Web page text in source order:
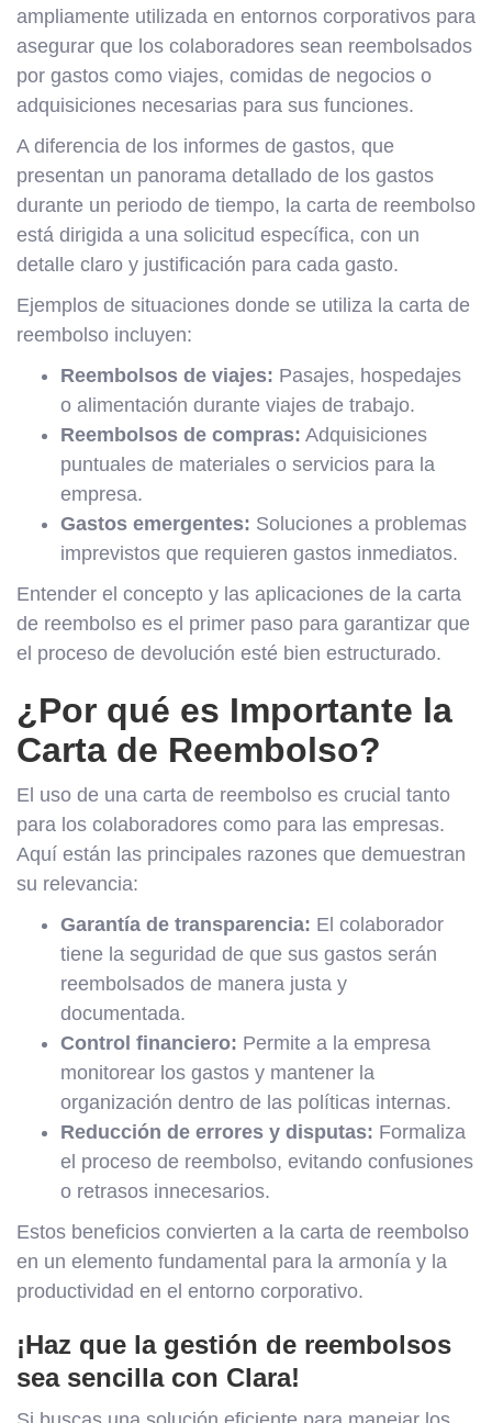
ampliamente utilizada en entornos corporativos para
asegurar que los colaboradores sean reembolsados
por gastos como viajes, comidas de negocios o
adquisiciones necesarias para sus funciones.
A diferencia de los informes de gastos, que
presentan un panorama detallado de los gastos
durante un periodo de tiempo, la carta de reembolso
está dirigida a una solicitud específica, con un
detalle claro y justificación para cada gasto.
Ejemplos de situaciones donde se utiliza la carta de
reembolso incluyen:
Reembolsos de viajes: Pasajes, hospedajes
o alimentación durante viajes de trabajo.
Reembolsos de compras: Adquisiciones
puntuales de materiales o servicios para la
empresa.
Gastos emergentes: Soluciones a problemas
imprevistos que requieren gastos inmediatos.
Entender el concepto y las aplicaciones de la carta
de reembolso es el primer paso para garantizar que
el proceso de devolución esté bien estructurado.
¿Por qué es Importante la
Carta de Reembolso?
El uso de una carta de reembolso es crucial tanto
para los colaboradores como para las empresas.
Aquí están las principales razones que demuestran
su relevancia:
Garantía de transparencia: El colaborador
tiene la seguridad de que sus gastos serán
reembolsados de manera justa y
documentada.
Control financiero: Permite a la empresa
monitorear los gastos y mantener la
organización dentro de las políticas internas.
Reducción de errores y disputas: Formaliza
el proceso de reembolso, evitando confusiones
o retrasos innecesarios.
Estos beneficios convierten a la carta de reembolso
en un elemento fundamental para la armonía y la
productividad en el entorno corporativo.
¡Haz que la gestión de reembolsos
sea sencilla con Clara!